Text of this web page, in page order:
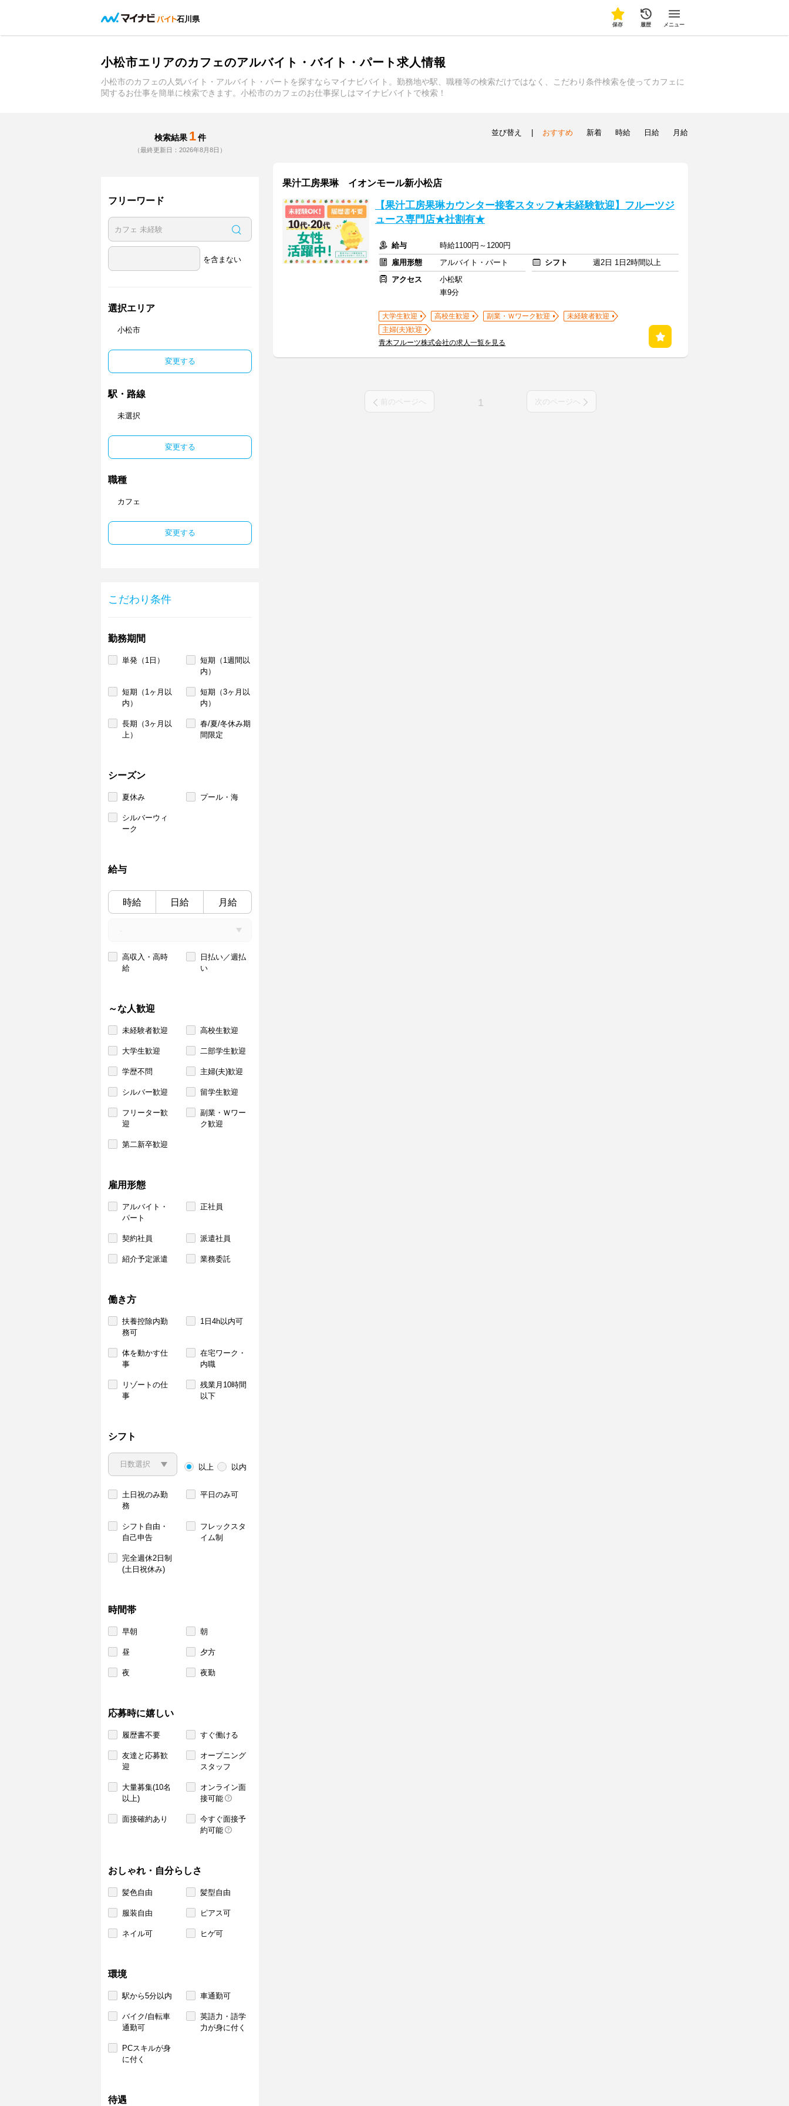
石川県
保存 履歴 メニュー
小松市エリアのカフェのアルバイト・バイト・パート求人情報
小松市のカフェの人気バイト・アルバイト・パートを探すならマイナビバイト。勤務地や駅、職種等の検索だけではなく、こだわり条件検索を使ってカフェに
関するお仕事を簡単に検索できます。小松市のカフェのお仕事探しはマイナビバイトで検索！
検索結果 1 件
（最終更新日：2026年8月8日）
フリーワード
を含まない
選択エリア
小松市
変更する
駅・路線
未選択
変更する
職種
カフェ
変更する
こだわり条件
勤務期間
単発（1日）
短期（1週間以
内）
短期（1ヶ月以
内）
短期（3ヶ月以
内）
長期（3ヶ月以
上）
春/夏/冬休み期
間限定
シーズン
夏休み プール・海
シルバーウィ
ーク
給与
時給 日給 月給
高収入・高時
給
日払い／週払
い
～な人歓迎
未経験者歓迎 高校生歓迎
大学生歓迎 二部学生歓迎
学歴不問 主婦(夫)歓迎
シルバー歓迎 留学生歓迎
フリーター歓
迎
副業・Ｗワー
ク歓迎
第二新卒歓迎
雇用形態
アルバイト・
パート
正社員
契約社員 派遣社員
紹介予定派遣 業務委託
働き方
扶養控除内勤
務可
1日4h以内可
体を動かす仕
事
在宅ワーク・
内職
リゾートの仕
事
残業月10時間
以下
シフト
以上 以内
土日祝のみ勤
務
平日のみ可
シフト自由・
自己申告
フレックスタ
イム制
完全週休2日制
(土日祝休み)
時間帯
早朝 朝
昼 夕方
夜 夜勤
応募時に嬉しい
履歴書不要 すぐ働ける
友達と応募歓
迎
オープニング
スタッフ
大量募集(10名
以上)
オンライン面
接可能
面接確約あり
今すぐ面接予
約可能
おしゃれ・自分らしさ
髪色自由 髪型自由
服装自由 ピアス可
ネイル可 ヒゲ可
環境
駅から5分以内 車通勤可
バイク/自転車
通勤可
英語力・語学
力が身に付く
PCスキルが身
に付く
待遇
並び替え おすすめ 新着 時給 日給 月給
果汁工房果琳 イオンモール新小松店
【果汁工房果琳カウンター接客スタッフ★未経験歓迎】フルーツジ
ュース専門店★社割有★
給与
時給1100円～1200円
雇用形態
アルバイト・パート シフト
週2日 1日2時間以上
アクセス
小松駅
車9分
大学生歓迎 高校生歓迎 副業・Ｗワーク歓迎
未経験者歓迎
主婦(夫)歓迎
青木フルーツ株式会社の求人一覧を見る
前のページへ 1 次のページへ